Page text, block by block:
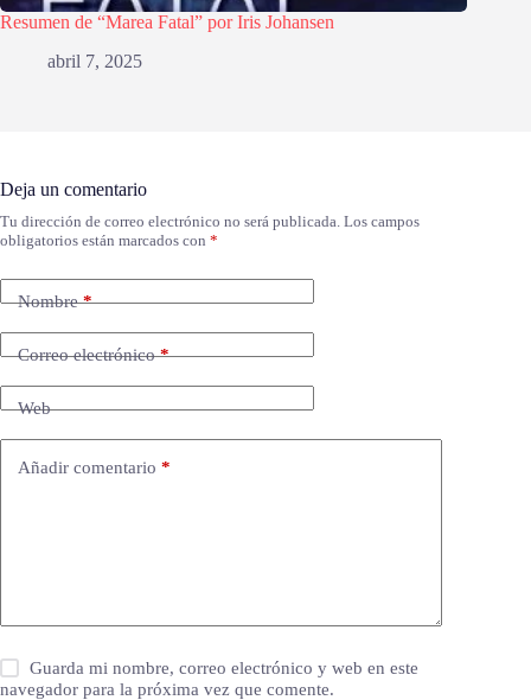
Resumen de “Marea Fatal” por Iris Johansen
abril 7, 2025
Deja un comentario
Tu dirección de correo electrónico no será publicada. Los campos
obligatorios están marcados con *
Nombre*
Correo electrónico*
Web
Añadir comentario *
Guarda mi nombre, correo electrónico y web en este
navegador para la próxima vez que comente.